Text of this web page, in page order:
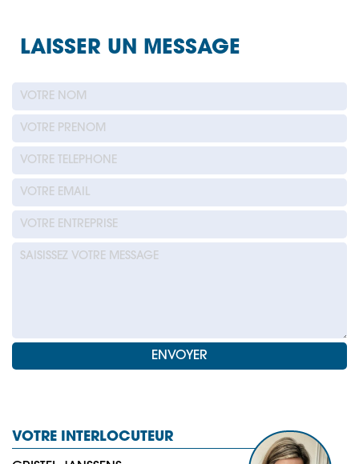
LAISSER UN MESSAGE
VOTRE INTERLOCUTEUR